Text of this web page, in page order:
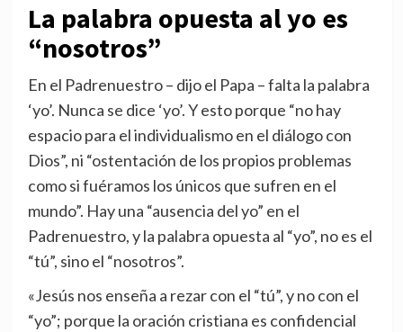
La palabra opuesta al yo es
“nosotros”
En el Padrenuestro – dijo el Papa – falta la palabra
‘yo’. Nunca se dice ‘yo’. Y esto porque “no hay
espacio para el individualismo en el diálogo con
Dios”, ni “ostentación de los propios problemas
como si fuéramos los únicos que sufren en el
mundo”. Hay una “ausencia del yo” en el
Padrenuestro, y la palabra opuesta al “yo”, no es el
“tú”, sino el “nosotros”.
«Jesús nos enseña a rezar con el “tú”, y no con el
“yo”; porque la oración cristiana es confidencial